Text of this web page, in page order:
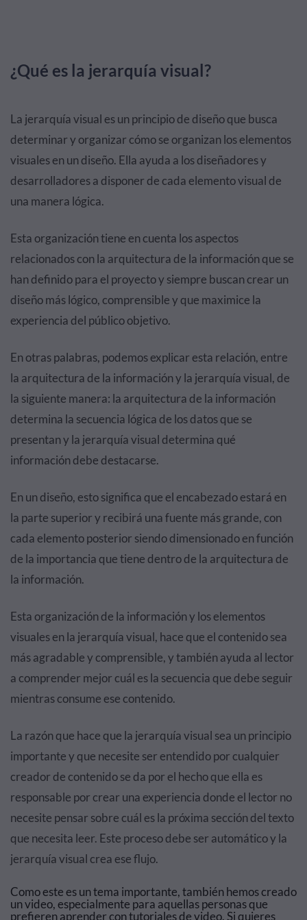
¿Qué es la jerarquía visual?
La jerarquía visual es un principio de diseño que busca
determinar y organizar cómo se organizan los elementos
visuales en un diseño. Ella ayuda a los diseñadores y
desarrolladores a disponer de cada elemento visual de
una manera lógica.
Esta organización tiene en cuenta los aspectos
relacionados con la arquitectura de la información que se
han definido para el proyecto y siempre buscan crear un
diseño más lógico, comprensible y que maximice la
experiencia del público objetivo.
En otras palabras, podemos explicar esta relación, entre
la arquitectura de la información y la jerarquía visual, de
la siguiente manera: la arquitectura de la información
determina la secuencia lógica de los datos que se
presentan y la jerarquía visual determina qué
información debe destacarse.
En un diseño, esto significa que el encabezado estará en
la parte superior y recibirá una fuente más grande, con
cada elemento posterior siendo dimensionado en función
de la importancia que tiene dentro de la arquitectura de
la información.
Esta organización de la información y los elementos
visuales en la jerarquía visual, hace que el contenido sea
más agradable y comprensible, y también ayuda al lector
a comprender mejor cuál es la secuencia que debe seguir
mientras consume ese contenido.
La razón que hace que la jerarquía visual sea un principio
importante y que necesite ser entendido por cualquier
creador de contenido se da por el hecho que ella es
responsable por crear una experiencia donde el lector no
necesite pensar sobre cuál es la próxima sección del texto
que necesita leer. Este proceso debe ser automático y la
jerarquía visual crea ese flujo.
Como este es un tema importante, también hemos creado
un video, especialmente para aquellas personas que
prefieren aprender con tutoriales de video. Si quieres